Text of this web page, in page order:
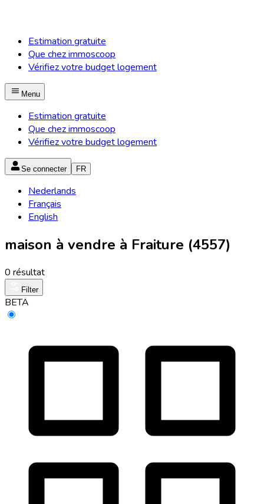
Estimation gratuite
Que chez immoscoop
Vérifiez votre budget logement
Menu
Estimation gratuite
Que chez immoscoop
Vérifiez votre budget logement
Se connecter FR
Nederlands
Français
English
maison à vendre à Fraiture (4557)
0 résultat
Filter
BETA